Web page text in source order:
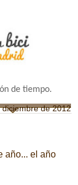
de tiempo.
de 2012
año... el año